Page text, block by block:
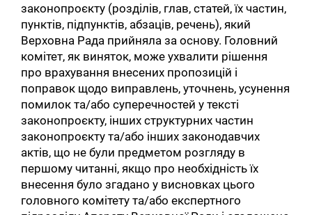
Пошук за запитом:
законопроєкту (розділів, глав, статей, їх частин,
пунктів, підпунктів, абзаців, речень), який
Верховна Рада прийняла за основу. Головний
комітет, як виняток, може ухвалити рішення
про врахування внесених пропозицій і
поправок щодо виправлень, уточнень, усунення
помилок та/або суперечностей у тексті
законопроєкту, інших структурних частин
законопроєкту та/або інших законодавчих
актів, що не були предметом розгляду в
першому читанні, якщо про необхідність їх
внесення було згадано у висновках цього
головного комітету та/або експертного